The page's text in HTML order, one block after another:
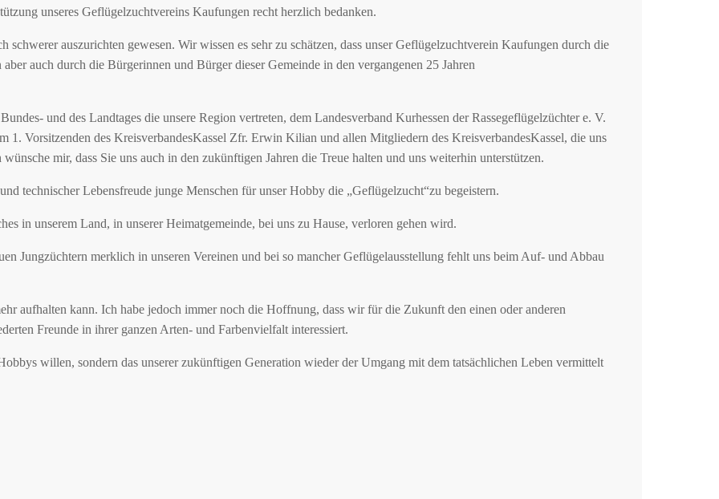
unseres Geflügelzuchtvereins Kaufungen recht herzlich bedanken.
auszurichten gewesen. Wir wissen es sehr zu schätzen, dass unser Geflügelzuchtverein Kaufungen durch die
auch durch die Bürgerinnen und Bürger dieser Gemeinde in den vergangenen 25 Jahren
und des Landtages die unsere Region vertreten, dem Landesverband Kurhessen der Rassegeflügelzüchter e. V.
Vorsitzenden des KreisverbandesKassel Zfr. Erwin Kilian und allen Mitgliedern des KreisverbandesKassel, die uns
mir, dass Sie uns auch in den zukünftigen Jahren die Treue halten und uns weiterhin unterstützen.
technischer Lebensfreude junge Menschen für unser Hobby die „Geflügelzucht“zu begeistern.
in unserem Land, in unserer Heimatgemeinde, bei uns zu Hause, verloren gehen wird.
Jungzüchtern merklich in unseren Vereinen und bei so mancher Geflügelausstellung fehlt uns beim Auf- und Abbau
aufhalten kann. Ich habe jedoch immer noch die Hoffnung, dass wir für die Zukunft den einen oder anderen
Freunde in ihrer ganzen Arten- und Farbenvielfalt interessiert.
willen, sondern das unserer zukünftigen Generation wieder der Umgang mit dem tatsächlichen Leben vermittelt